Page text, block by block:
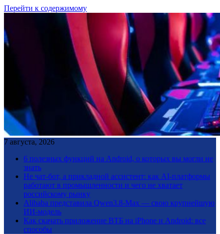
Перейти к содержимому
7 августа, 2026
6 полезных функций на Android, о которых вы могли не
знать
Не чат-бот, а прикладной ассистент: как AI-платформы
работают в промышленности и чего не хватает
российскому рынку
Alibaba представила Qwen3.8-Max — свою крупнейшую
ИИ-модель
Как скачать приложение ВТБ на iPhone и Android: все
способы